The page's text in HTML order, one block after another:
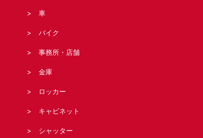
車
バイク
事務所・店舗
金庫
ロッカー
キャビネット
シャッター